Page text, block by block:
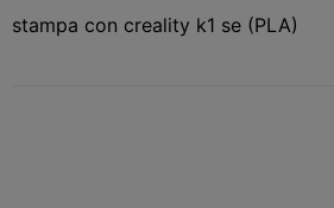
stampa con creality k1 se (PLA)